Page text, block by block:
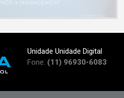
Unidade Unidade Digital
Fone: (11) 96930-6083